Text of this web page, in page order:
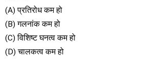
(A) प्रतिरोध कम हो
(B) गलनांक कम हो
(C) विशिष्ट घनत्व कम हो
(D) चालकत्व कम हो